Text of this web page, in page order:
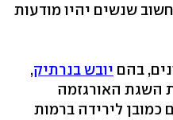
שנשים יהיו מודעות
בהם יובש בנרתיק,
השגת האורגזמה
כמובן לירידה ברמות